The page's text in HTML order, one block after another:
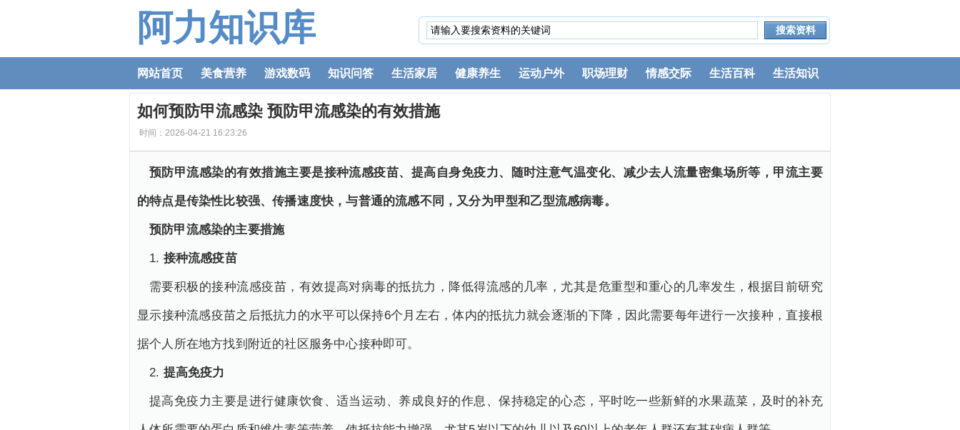
阿力知识库
网站首页 美食营养 游戏数码 知识问答 生活家居 健康养生 运动户外 职场理财 情感交际 生活百科 生活知识
如何预防甲流感染 预防甲流感染的有效措施
时间：2026-04-21 16:23:26
预防甲流感染的有效措施主要是接种流感疫苗、提高自身免疫力、随时注意气温变化、减少去人流量密集场所等，甲流主要
的特点是传染性比较强、传播速度快，与普通的流感不同，又分为甲型和乙型流感病毒。
预防甲流感染的主要措施
1. 接种流感疫苗
需要积极的接种流感疫苗，有效提高对病毒的抵抗力，降低得流感的几率，尤其是危重型和重心的几率发生，根据目前研究
显示接种流感疫苗之后抵抗力的水平可以保持6个月左右，体内的抵抗力就会逐渐的下降，因此需要每年进行一次接种，直接根
据个人所在地方找到附近的社区服务中心接种即可。
2. 提高免疫力
提高免疫力主要是进行健康饮食、适当运动、养成良好的作息、保持稳定的心态，平时吃一些新鲜的水果蔬菜，及时的补充